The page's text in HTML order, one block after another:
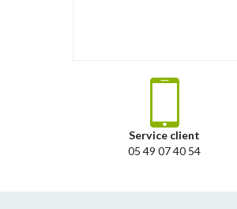
Service client
05 49 07 40 54